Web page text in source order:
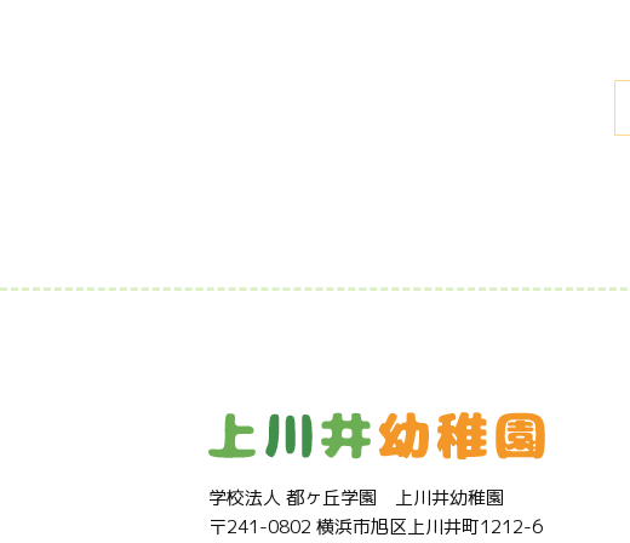
学校法人 都ヶ丘学園 上川井幼稚園
〒241-0802 横浜市旭区上川井町1212-6